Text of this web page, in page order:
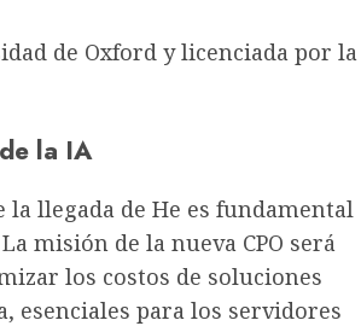
de Oxford y licenciada por la
la IA
la llegada de He es fundamental
misión de la nueva CPO será
los costos de soluciones
esenciales para los servidores